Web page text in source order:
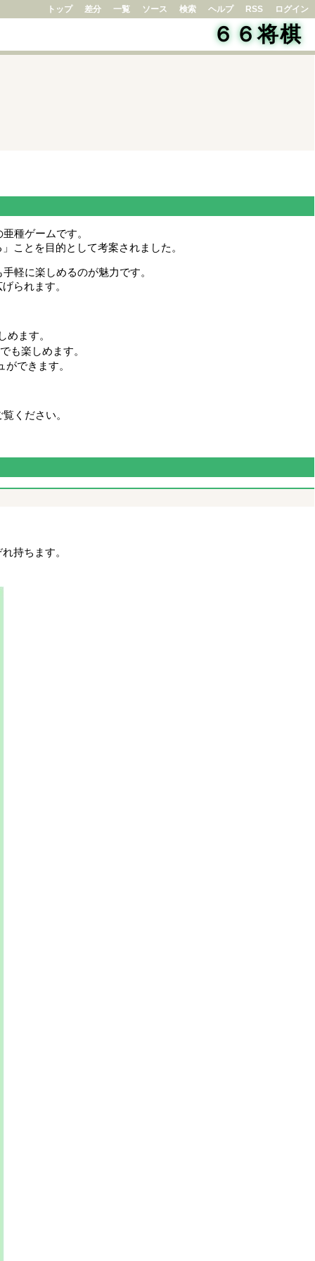
トップ 差分 一覧 ソース 検索 ヘルプ RSS ログイン
６６将棋
種ゲームです。
ことを目的として考案されました。
軽に楽しめるのが魅力です。
られます。
ます。
も楽しめます。
できます。
ください。
持ちます。